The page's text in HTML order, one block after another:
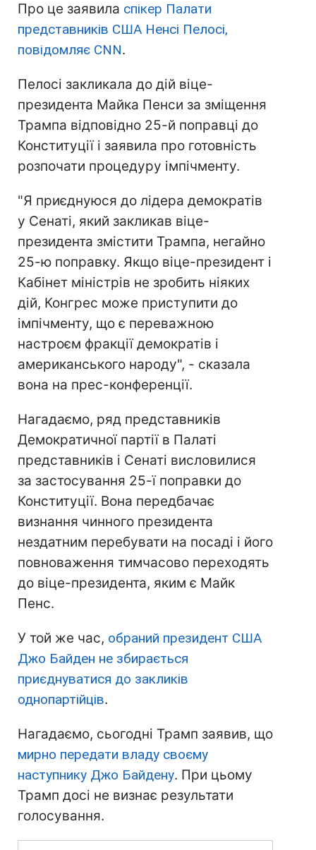
Про це заявила спікер Палати
представників США Ненсі Пелосі,
повідомляє CNN.
Пелосі закликала до дій віце-
президента Майка Пенси за зміщення
Трампа відповідно 25-й поправці до
Конституції і заявила про готовність
розпочати процедуру імпічменту.
"Я приєднуюся до лідера демократів
у Сенаті, який закликав віце-
президента змістити Трампа, негайно
25-ю поправку. Якщо віце-президент і
Кабінет міністрів не зробить ніяких
дій, Конгрес може приступити до
імпічменту, що є переважною
настроєм фракції демократів і
американського народу", - сказала
вона на прес-конференції.
Нагадаємо, ряд представників
Демократичної партії в Палаті
представників і Сенаті висловилися
за застосування 25-ї поправки до
Конституції. Вона передбачає
визнання чинного президента
нездатним перебувати на посаді і його
повноваження тимчасово переходять
до віце-президента, яким є Майк
Пенс.
У той же час, обраний президент США
Джо Байден не збирається
приєднуватися до закликів
однопартійців.
Нагадаємо, сьогодні Трамп заявив, що
мирно передати владу своєму
наступнику Джо Байдену. При цьому
Трамп досі не визнає результати
голосування.